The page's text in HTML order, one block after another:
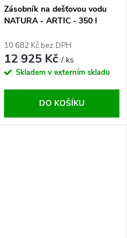
Zásobník na dešťovou vodu
NATURA - ARTIC - 350 l
10 682 Kč bez DPH
12 925 Kč/ ks
Skladem v externím skladu
DO KOŠÍKU